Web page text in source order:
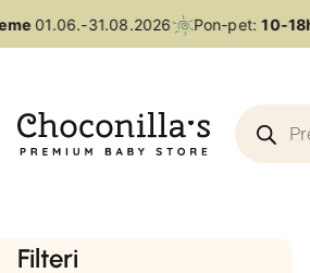
01.06.-31.08.2026 Pon-pet:10-18h
Filteri